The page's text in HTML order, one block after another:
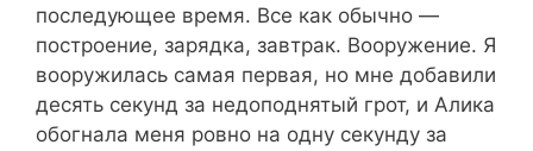
последующее время. Все как обычно —
построение, зарядка, завтрак. Вооружение. Я
вооружилась самая первая, но мне добавили
десять секунд за недоподнятый грот, и Алика
обогнала меня ровно на одну секунду за